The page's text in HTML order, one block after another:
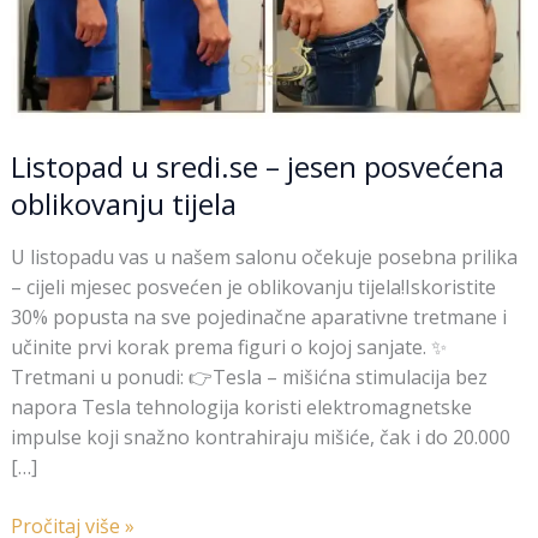
Listopad u sredi.se – jesen posvećena
oblikovanju tijela
U listopadu vas u našem salonu očekuje posebna prilika
– cijeli mjesec posvećen je oblikovanju tijela!Iskoristite
30% popusta na sve pojedinačne aparativne tretmane i
učinite prvi korak prema figuri o kojoj sanjate. ✨
Tretmani u ponudi: 👉Tesla – mišićna stimulacija bez
napora Tesla tehnologija koristi elektromagnetske
impulse koji snažno kontrahiraju mišiće, čak i do 20.000
[…]
Pročitaj više »